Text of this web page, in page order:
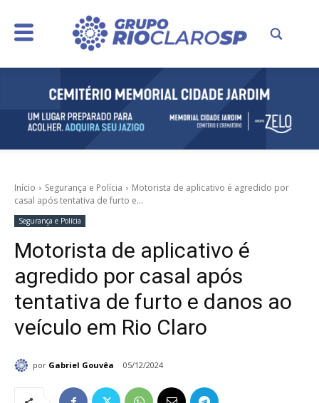
Início Segurança e Polícia
Motorista de aplicativo é agredido por
casal após tentativa de furto e...
Segurança e Polícia
Motorista de aplicativo é
agredido por casal após
tentativa de furto e danos ao
veículo em Rio Claro
por Gabriel Gouvêa 05/12/2024